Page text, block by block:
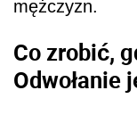
mężczyzn.
Co zrobić,
Odwołanie